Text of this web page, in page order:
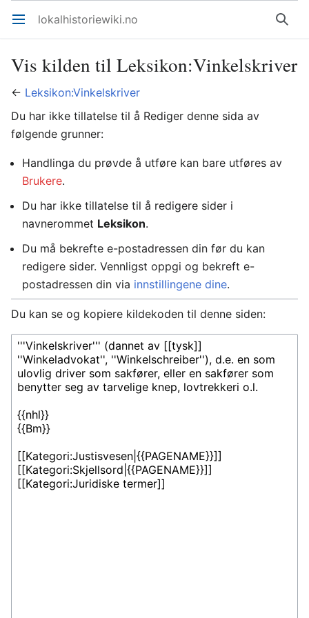
Åpne hovedmenyen lokalhistoriewiki.no Søk
Vis kilden til Leksikon:Vinkelskriver
← Leksikon:Vinkelskriver
Du har ikke tillatelse til å Rediger denne sida av
følgende grunner:
Handlinga du prøvde å utføre kan bare utføres av
Brukere.
Du har ikke tillatelse til å redigere sider i
navnerommet Leksikon.
Du må bekrefte e-postadressen din før du kan
redigere sider. Vennligst oppgi og bekreft e-
postadressen din via innstillingene dine.
Du kan se og kopiere kildekoden til denne siden: